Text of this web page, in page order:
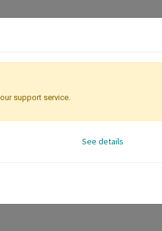
company is selected it will auto-
support service.
See details